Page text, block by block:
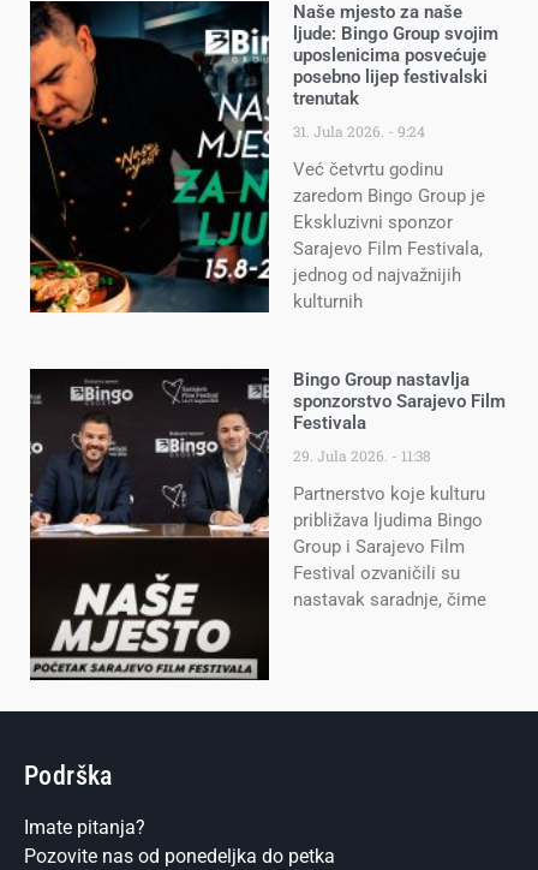
Naše mjesto za naše
ljude: Bingo Group svojim
uposlenicima posvećuje
posebno lijep festivalski
trenutak
31. Jula 2026. 9:24
Već četvrtu godinu
zaredom Bingo Group je
Ekskluzivni sponzor
Sarajevo Film Festivala,
jednog od najvažnijih
kulturnih
Bingo Group nastavlja
sponzorstvo Sarajevo Film
Festivala
29. Jula 2026. 11:38
Partnerstvo koje kulturu
približava ljudima Bingo
Group i Sarajevo Film
Festival ozvaničili su
nastavak saradnje, čime
Podrška
Imate pitanja?
Pozovite nas od ponedeljka do petka